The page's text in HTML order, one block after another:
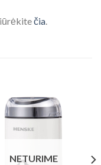
čia
NETURIME